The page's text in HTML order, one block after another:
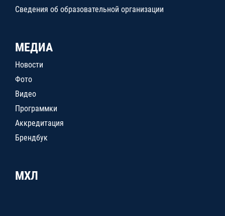
Сведения об образовательной организации
МЕДИА
Новости
Фото
Видео
Программки
Аккредитация
Брендбук
МХЛ